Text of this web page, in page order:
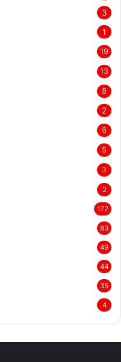
3
1
19
13
8
2
6
5
3
2
172
83
49
44
35
4